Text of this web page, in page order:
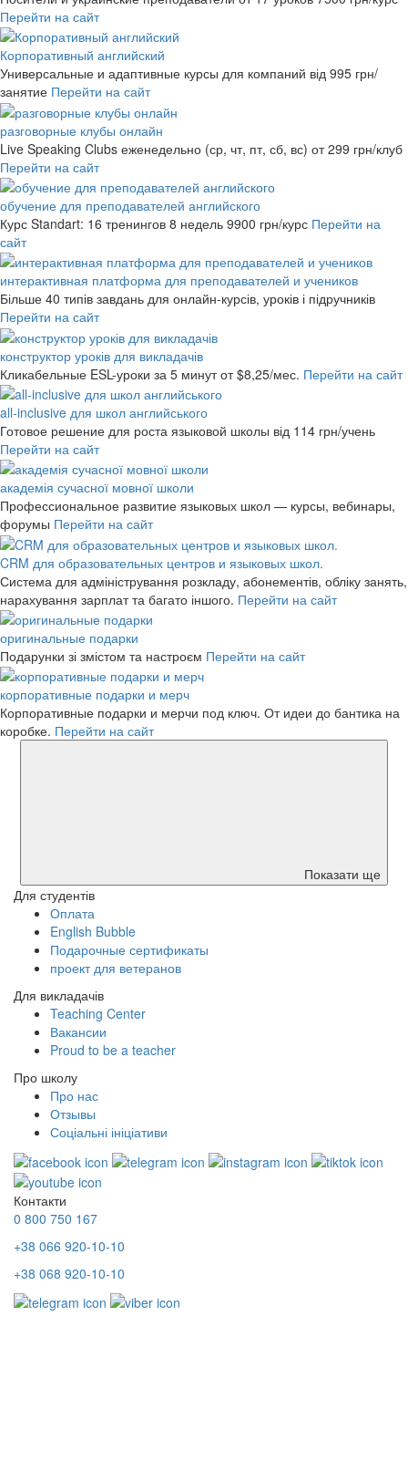
Перейти на сайт
Корпоративный английский
Универсальные и адаптивные курсы для компаний від 995 грн/
занятие Перейти на сайт
разговорные клубы онлайн
Live Speaking Clubs еженедельно (ср, чт, пт, сб, вс) от 299 грн/клуб
Перейти на сайт
обучение для преподавателей английского
Курс Standart: 16 тренингов 8 недель 9900 грн/курс Перейти на
сайт
интерактивная платформа для преподавателей и учеников
Більше 40 типів завдань для онлайн-курсів, уроків і підручників
Перейти на сайт
конструктор уроків для викладачів
Кликабельные ESL-уроки за 5 минутот $8,25/мес. Перейти на сайт
all-inclusive для школ английського
Готовое решение для роста языковой школы від 114 грн/учень
Перейти на сайт
академія сучасної мовної школи
Профессиональное развитие языковых школ — курсы, вебинары,
форумы Перейти на сайт
CRM для образовательных центров и языковых школ.
Система для адміністрування розкладу, абонементів, обліку занять,
нарахування зарплат та багато іншого. Перейти на сайт
оригинальные подарки
Подарунки зі змістом та настроєм Перейти на сайт
корпоративные подарки и мерч
Корпоративные подарки и мерчи под ключ. От идеи до бантика на
коробке. Перейти на сайт
Показати ще
Для студентів
Оплата
English Bubble
Подарочные сертификаты
проект для ветеранов
Для викладачів
Teaching Center
Вакансии
Proud to be a teacher
Про школу
Про нас
Отзывы
Соціальні ініціативи
Контакти
0 800 750 167
+38 066 920-10-10
+38 068 920-10-10